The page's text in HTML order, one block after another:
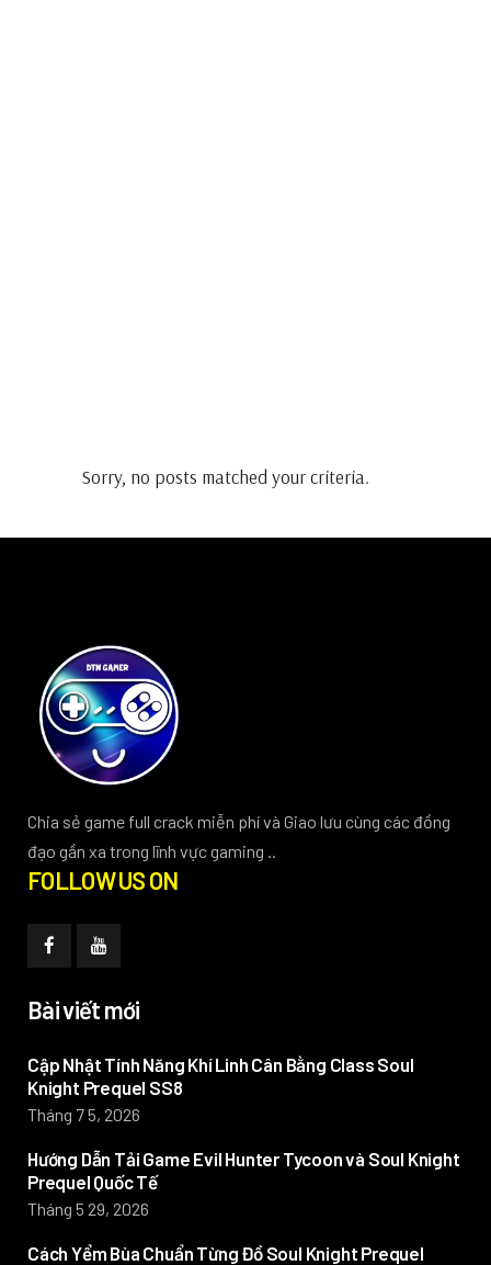
Sorry, no posts matched your criteria.
Chia sẻ game full crack miễn phí và Giao lưu cùng các đồng
đạo gần xa trong lĩnh vực gaming ..
FOLLOW US ON
Bài viết mới
Cập Nhật Tính Năng Khí Linh Cân Bằng Class Soul
Knight Prequel SS8
Tháng 7 5, 2026
Hướng Dẫn Tải Game Evil Hunter Tycoon và Soul Knight
Prequel Quốc Tế
Tháng 5 29, 2026
Cách Yểm Bùa Chuẩn Từng Đồ Soul Knight Prequel